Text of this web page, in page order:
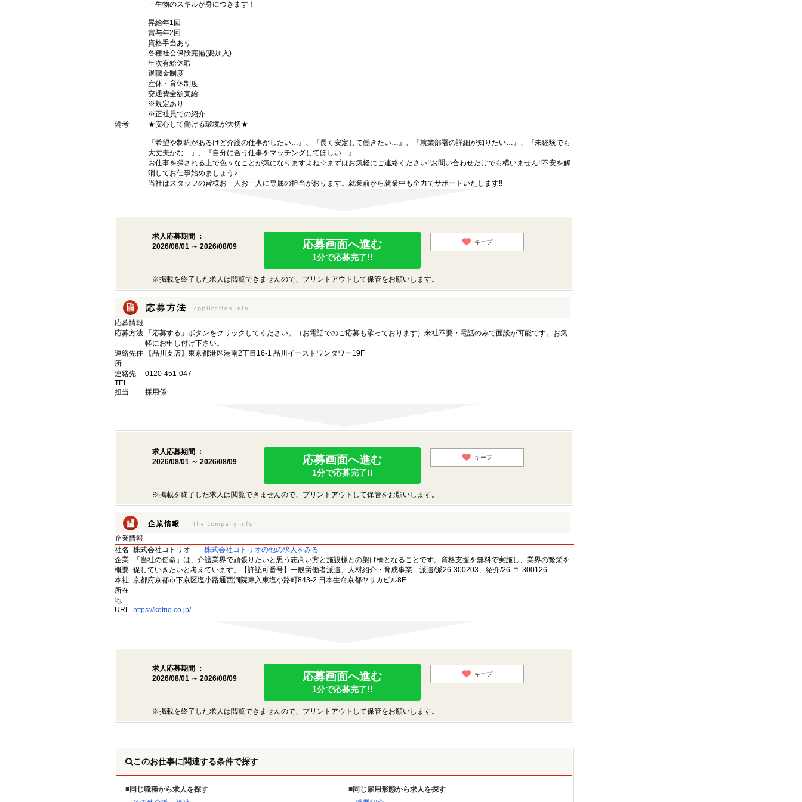
一生物のスキルが身につきます！
昇給年1回
賞与年2回
資格手当あり
各種社会保険完備(要加入)
年次有給休暇
退職金制度
産休・育休制度
交通費全額支給
※規定あり
※正社員での紹介
備考
★安心して働ける環境が大切★
『希望や制約があるけど介護の仕事がしたい…』、『長く安定して働きたい…』、『就業部署の詳細が知りたい…』、『未経験でも
大丈夫かな…』、『自分に合う仕事をマッチングしてほしい…』
お仕事を探される上で色々なことが気になりますよね☆まずはお気軽にご連絡ください!!お問い合わせだけでも構いません!!不安を解
消してお仕事始めましょう♪
当社はスタッフの皆様お一人お一人に専属の担当がおります。就業前から就業中も全力でサポートいたします!!
求人応募期間 ：
2026/08/01 ～ 2026/08/09
応募画面へ進む
1分で応募完了!!
キープ
※掲載を終了した求人は閲覧できませんので、プリントアウトして保管をお願いします。
応募情報
応募方法
「応募する」ボタンをクリックしてください。（お電話でのご応募も承っております）来社不要・電話のみで面談が可能です。お気
軽にお申し付け下さい。
連絡先住
所
【品川支店】東京都港区港南2丁目16-1 品川イーストワンタワー19F
連絡先
TEL
0120-451-047
担当 採用係
求人応募期間 ：
2026/08/01 ～ 2026/08/09
応募画面へ進む
1分で応募完了!!
キープ
※掲載を終了した求人は閲覧できませんので、プリントアウトして保管をお願いします。
企業情報
社名
株式会社コトリオ
株式会社コトリオの他の求人をみる
企業
概要
「当社の使命」は、介護業界で頑張りたいと思う志高い方と施設様との架け橋となることです。資格支援を無料で実施し、業界の繁栄を
促していきたいと考えています。【許認可番号】一般労働者派遣、人材紹介・育成事業 派遣/派26-300203、紹介/26-ユ-300126
本社
所在
地
京都府京都市下京区塩小路通西洞院東入東塩小路町843-2 日本生命京都ヤサカビル8F
URL https://kotrio.co.jp/
求人応募期間 ：
2026/08/01 ～ 2026/08/09
応募画面へ進む
1分で応募完了!!
キープ
※掲載を終了した求人は閲覧できませんので、プリントアウトして保管をお願いします。
このお仕事に関連する条件で探す
同じ職種から求人を探す
同じ雇用形態から求人を探す